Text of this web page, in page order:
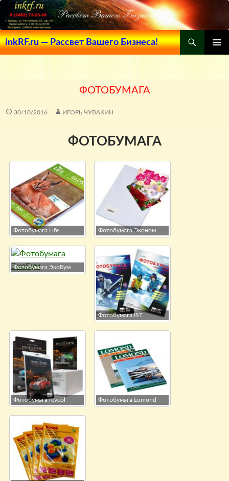
inkRF.ru — Рассвет Вашего Бизнеса!
Поиск
МЕНЮ
К
СОДЕРЖИМОМУ
ФОТОБУМАГА
30/10/2016 ИГОРЬ ЧУВАКИН
ФОТОБУМАГА
Фотобумага Life Фотобумага Эконом
Фотобумага ЭкоБум
Фотобумага IST
Фотобумага revcol Фотобумага Lomond